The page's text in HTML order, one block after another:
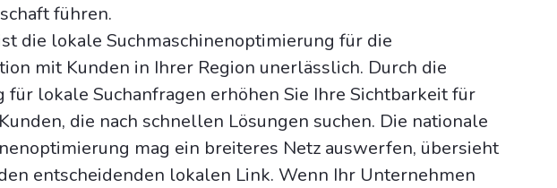
führen.
die lokale Suchmaschinenoptimierung für die
mit Kunden in Ihrer Region unerlässlich. Durch die
für lokale Suchanfragen erhöhen Sie Ihre Sichtbarkeit für
die nach schnellen Lösungen suchen. Die nationale
mag ein breiteres Netz auswerfen, übersieht
entscheidenden lokalen Link. Wenn Ihr Unternehmen